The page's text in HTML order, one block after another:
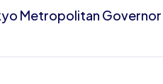
Metropolitan Governor